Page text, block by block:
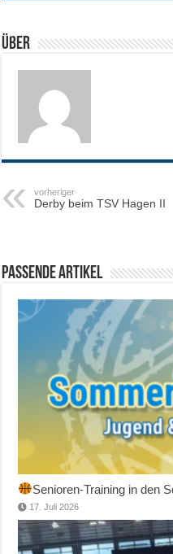
Über
vorheriger
Derby beim TSV Hagen II
Passende Artikel
Senioren-Training in den
17. Juli 2026